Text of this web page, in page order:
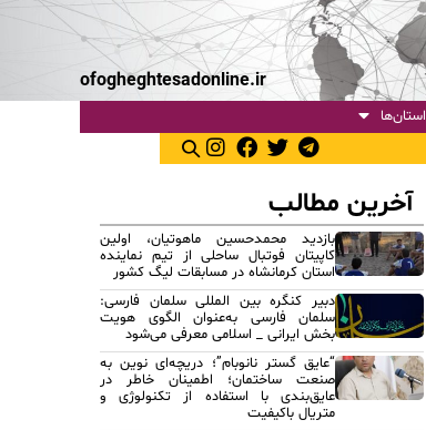
ofogheghtesadonline.ir
استان‌ها
آخرین مطالب
بازدید محمدحسین ماهوتیان، اولین
کاپیتان فوتبال ساحلی از تیم نماینده
استان کرمانشاه در مسابقات لیگ کشور
دبیر کنگره بین المللی سلمان فارسی:
سلمان فارسی به‌عنوان الگوی هویت
بخش ایرانی _ اسلامی معرفی می‌شود
“عایق گستر نانوبام”؛ دریچه‌ای نوین به
صنعت ساختمان؛ اطمینان خاطر در
عایق‌بندی با استفاده از تکنولوژی و
متریال باکیفیت